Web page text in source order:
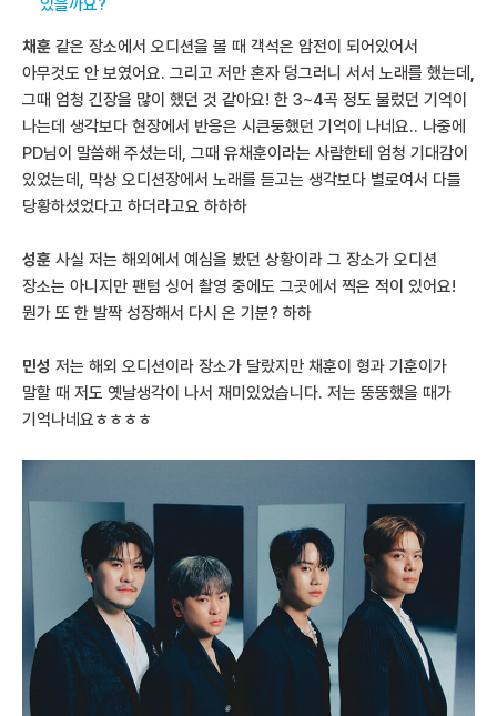
있을까요?
채훈 같은 장소에서 오디션을 볼 때 객석은 암전이 되어있어서
아무것도 안 보였어요. 그리고 저만 혼자 덩그러니 서서 노래를 했는데,
그때 엄청 긴장을 많이 했던 것 같아요! 한 3~4곡 정도 불렀던 기억이
나는데 생각보다 현장에서 반응은 시큰둥했던 기억이 나네요.. 나중에
PD님이 말씀해 주셨는데, 그때 유채훈이라는 사람한테 엄청 기대감이
있었는데, 막상 오디션장에서 노래를 듣고는 생각보다 별로여서 다들
당황하셨었다고 하더라고요 하하하
성훈 사실 저는 해외에서 예심을 봤던 상황이라 그 장소가 오디션
장소는 아니지만 팬텀 싱어 촬영 중에도 그곳에서 찍은 적이 있어요!
뭔가 또 한 발짝 성장해서 다시 온 기분? 하하
민성 저는 해외 오디션이라 장소가 달랐지만 채훈이 형과 기훈이가
말할 때 저도 옛날생각이 나서 재미있었습니다. 저는 뚱뚱했을 때가
기억나네요ㅎㅎㅎㅎ